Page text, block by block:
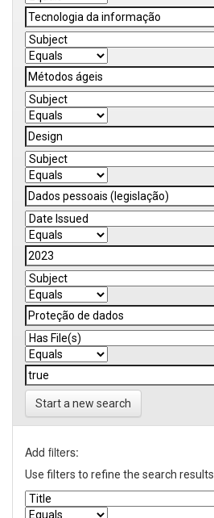
Start a new search
Add filters:
Use filters to refine the search results.